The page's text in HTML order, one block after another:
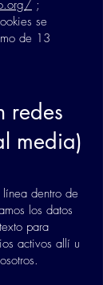
;
se
de 13
redes
media)
dentro de
los datos
para
activos allí u